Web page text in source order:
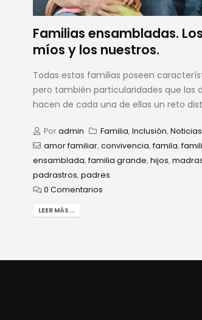
Familias ensambladas.
míos y los nuestros.
Todas estas familias poseen
pero también particularidades que las
hacen de cada una de ellas un reto
Poradmin Familia, Inclusión, Noticias
amor familiar,convivencia,famila,
ensamblada, familia grande, hijos,
padrastros, padres
0 Comentarios
LEER MÁS...